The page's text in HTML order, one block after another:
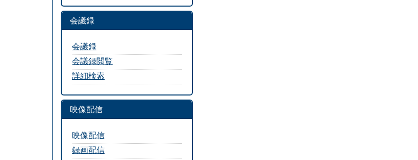
会議録
会議録
会議録閲覧
詳細検索
映像配信
映像配信
録画配信